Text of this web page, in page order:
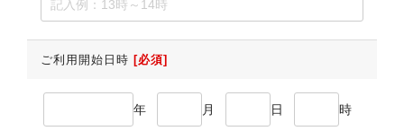
ご利用開始日時 [必須]
年 月 日 時